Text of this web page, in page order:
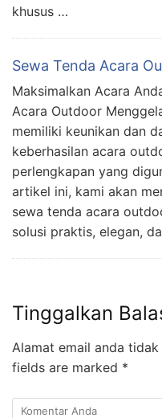
khusus …
Sewa Tenda Acara
Maksimalkan Acara
Acara Outdoor
memiliki keunikan dan
keberhasilan acara
perlengkapan yang
artikel ini, kami akan
sewa tenda acara
solusi praktis, elegan,
Tinggalkan
Alamat email anda
fields are marked *